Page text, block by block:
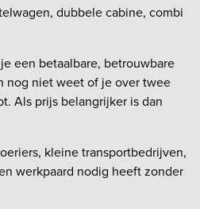
dubbele cabine, combi
een betaalbare, betrouwbare
nog niet weet of je over twee
Als prijs belangrijker is dan
kleine transportbedrijven,
werkpaard nodig heeft zonder